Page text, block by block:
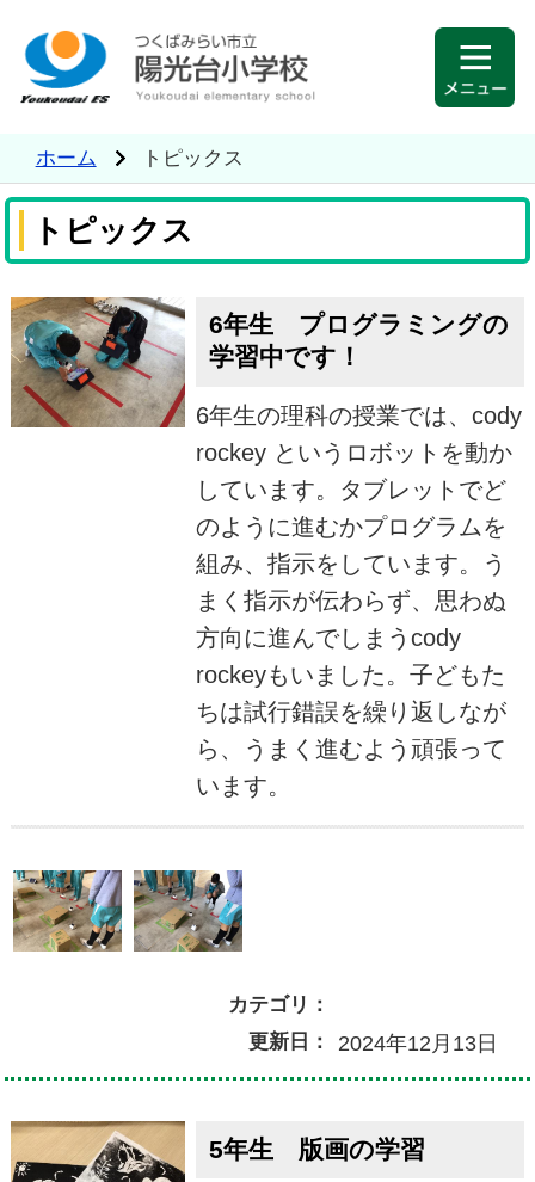
ホーム トピックス
トピックス
6年生 プログラミングの
学習中です！
6年生の理科の授業では、cody
rockey というロボットを動か
しています。タブレットでど
のように進むかプログラムを
組み、指示をしています。う
まく指示が伝わらず、思わぬ
方向に進んでしまうcody
rockeyもいました。子どもた
ちは試行錯誤を繰り返しなが
ら、うまく進むよう頑張って
います。
カテゴリ：
更新日：
2024年12月13日
5年生 版画の学習